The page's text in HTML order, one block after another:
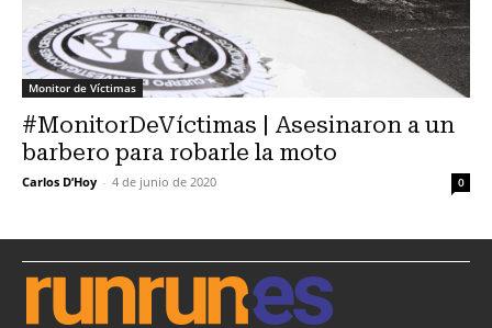
Monitor de Víctimas
#MonitorDeVíctimas | Asesinaron a un
barbero para robarle la moto
Carlos D’Hoy - 4 de junio de 2020 0